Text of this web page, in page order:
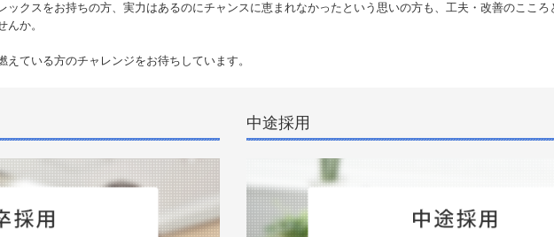
ックスをお持ちの方、実力はあるのにチャンスに恵まれなかったという思いの方も、工夫・改善のここ
か。
ている方のチャレンジをお待ちしています。
中途採用